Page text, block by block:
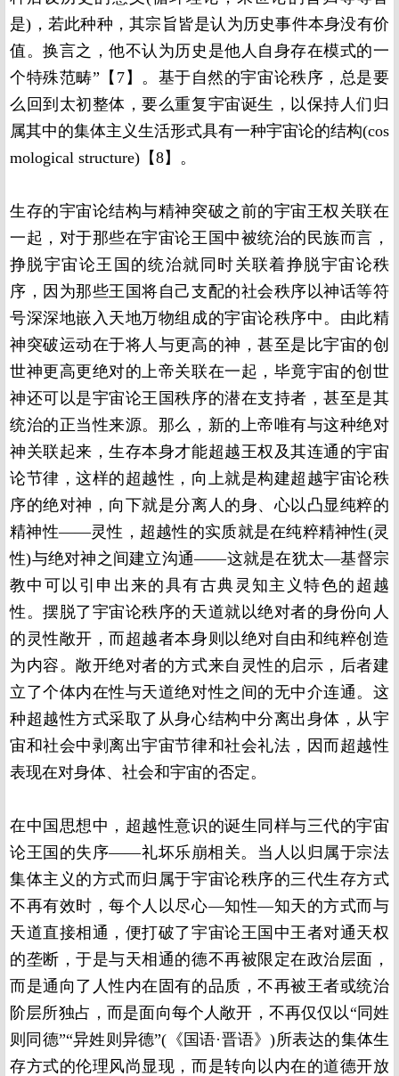
是)，若此种种，其宗旨皆是认为历史事件本身没有价
值。换言之，他不认为历史是他人自身存在模式的一
个特殊范畴”【7】。基于自然的宇宙论秩序，总是要
么回到太初整体，要么重复宇宙诞生，以保持人们归
属其中的集体主义生活形式具有一种宇宙论的结构(cos
mological structure)【8】。
生存的宇宙论结构与精神突破之前的宇宙王权关联在
一起，对于那些在宇宙论王国中被统治的民族而言，
挣脱宇宙论王国的统治就同时关联着挣脱宇宙论秩
序，因为那些王国将自己支配的社会秩序以神话等符
号深深地嵌入天地万物组成的宇宙论秩序中。由此精
神突破运动在于将人与更高的神，甚至是比宇宙的创
世神更高更绝对的上帝关联在一起，毕竟宇宙的创世
神还可以是宇宙论王国秩序的潜在支持者，甚至是其
统治的正当性来源。那么，新的上帝唯有与这种绝对
神关联起来，生存本身才能超越王权及其连通的宇宙
论节律，这样的超越性，向上就是构建超越宇宙论秩
序的绝对神，向下就是分离人的身、心以凸显纯粹的
精神性——灵性，超越性的实质就是在纯粹精神性(灵
性)与绝对神之间建立沟通——这就是在犹太—基督宗
教中可以引申出来的具有古典灵知主义特色的超越
性。摆脱了宇宙论秩序的天道就以绝对者的身份向人
的灵性敞开，而超越者本身则以绝对自由和纯粹创造
为内容。敞开绝对者的方式来自灵性的启示，后者建
立了个体内在性与天道绝对性之间的无中介连通。这
种超越性方式采取了从身心结构中分离出身体，从宇
宙和社会中剥离出宇宙节律和社会礼法，因而超越性
表现在对身体、社会和宇宙的否定。
在中国思想中，超越性意识的诞生同样与三代的宇宙
论王国的失序——礼坏乐崩相关。当人以归属于宗法
集体主义的方式而归属于宇宙论秩序的三代生存方式
不再有效时，每个人以尽心—知性—知天的方式而与
天道直接相通，便打破了宇宙论王国中王者对通天权
的垄断，于是与天相通的德不再被限定在政治层面，
而是通向了人性内在固有的品质，不再被王者或统治
阶层所独占，而是面向每个人敞开，不再仅仅以“同姓
则同德”“异姓则异德”(《国语·晋语》)所表达的集体生
存方式的伦理风尚显现，而是转向以内在的道德开放